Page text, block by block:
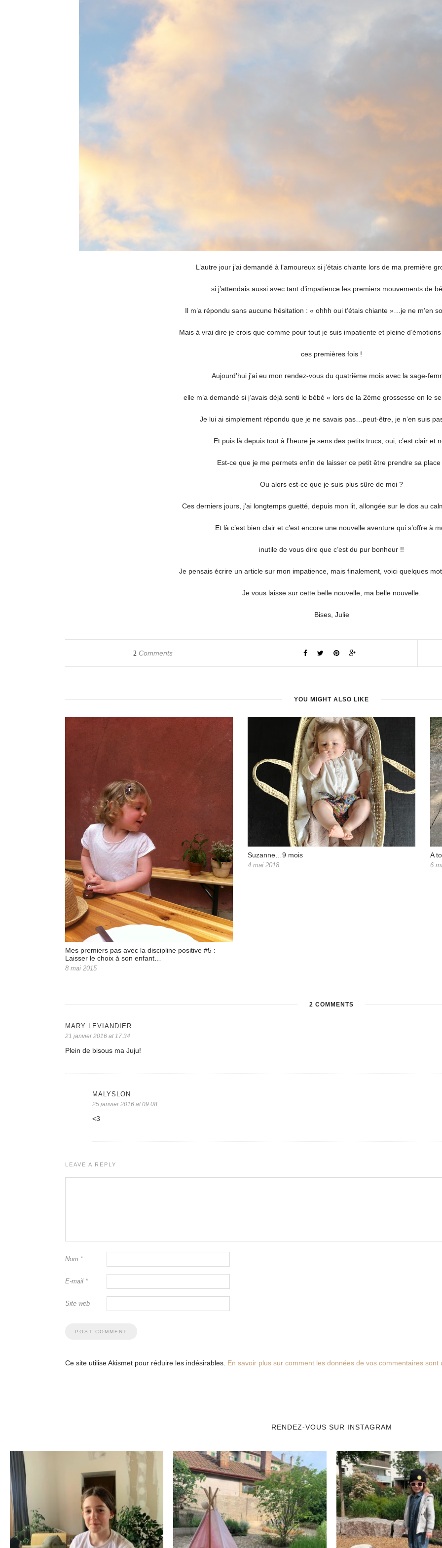
L’autre jour j’ai demandé à l’amoureux si j’étais chiante lors de ma première
si j’attendais aussi avec tant d’impatience les premiers mouvements de
Il m’a répondu sans aucune hésitation : « ohhh oui t’étais chiante »…je ne m’en
Mais à vrai dire je crois que comme pour tout je suis impatiente et pleine
ces premières fois !
Aujourd’hui j’ai eu mon rendez-vous du quatrième mois avec la sage-
elle m’a demandé si j’avais déjà senti le bébé « lors de la 2ème grossesse on le
Je lui ai simplement répondu que je ne savais pas…peut-être, je n’en suis
Et puis là depuis tout à l’heure je sens des petits trucs, oui, c’est clair et
Est-ce que je me permets enfin de laisser ce petit être prendre sa place
Ou alors est-ce que je suis plus sûre de moi ?
Ces derniers jours, j’ai longtemps guetté, depuis mon lit, allongée sur le dos au
Et là c’est bien clair et c’est encore une nouvelle aventure qui s’offre à
inutile de vous dire que c’est du pur bonheur !!
Je pensais écrire un article sur mon impatience, mais finalement, voici quelques
Je vous laisse sur cette belle nouvelle, ma belle nouvelle.
Bises, Julie
2 Comments
YOU MIGHT ALSO LIKE
Mes premiers pas avec la discipline positive #5 :
Laisser le choix à son enfant…
8 mai 2015
Suzanne…9 mois
4 mai 2018
A
6
2 COMMENTS
MARY LEVIANDIER
21 janvier 2016 at 17:34
Plein de bisous ma Juju!
MALYSLON
25 janvier 2016 at 09:08
<3
LEAVE A REPLY
Nom *
E-mail *
Site web
Ce site utilise Akismet pour réduire les indésirables. En savoir plus sur comment les données de vos commentaires sont
RENDEZ-VOUS SUR INSTAGRAM